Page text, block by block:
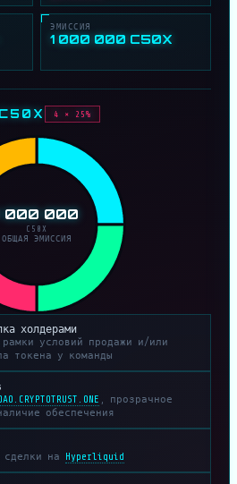
ЭМИССИЯ
1 000 000 C50X
4 × 25%
000 000
C50X
ОБЩАЯ ЭМИССИЯ
холдерами
рамки условий продажи и/или
токена у команды
, прозрачное
обеспечения
сделки на Hyperliquid